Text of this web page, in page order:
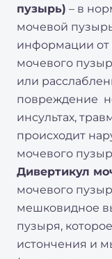
пузырь) – в
мочевой
информации от
мочевого
или
повреждение
инсультах,
происходит
мочевого
Дивертикул
мочевого
мешковидное
пузыря,
истончения и